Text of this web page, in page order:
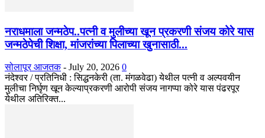
नराधमाला जन्मठेप..पत्नी व मुलीच्या खून प्रकरणी संजय कोरे यास
जन्मठेपेची शिक्षा, मांजरांच्या पिलाच्या खुनासाठी...
सोलापूर आजतक - July 20, 2026 0
नंदेश्वर / प्रतिनिधी : सिद्धनकेरी (ता. मंगळवेढा) येथील पत्नी व अल्पवयीन
मुलीचा निर्घृण खून केल्याप्रकरणी आरोपी संजय नागप्पा कोरे यास पंढरपूर
येथील अतिरिक्त...